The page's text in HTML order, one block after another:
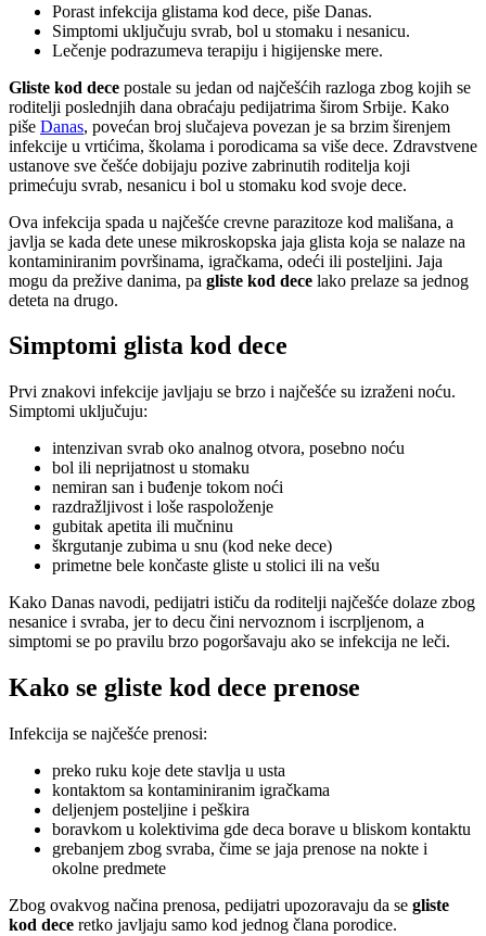
Porast infekcija glistama kod dece, piše Danas.
Simptomi uključuju svrab, bol u stomaku i nesanicu.
Lečenje podrazumeva terapiju i higijenske mere.
Glistе kod dece postale su jedan od najčešćih razloga zbog kojih se
roditelji poslednjih dana obraćaju pedijatrima širom Srbije. Kako
piše Danas, povećan broj slučajeva povezan je sa brzim širenjem
infekcije u vrtićima, školama i porodicama sa više dece. Zdravstvene
ustanove sve češće dobijaju pozive zabrinutih roditelja koji
primećuju svrab, nesanicu i bol u stomaku kod svoje dece.
Ova infekcija spada u najčešće crevne parazitoze kod mališana, a
javlja se kada dete unese mikroskopska jaja glista koja se nalaze na
kontaminiranim površinama, igračkama, odeći ili posteljini. Jaja
mogu da prežive danima, pa gliste kod dece lako prelaze sa jednog
deteta na drugo.
Simptomi glista kod dece
Prvi znakovi infekcije javljaju se brzo i najčešće su izraženi noću.
Simptomi uključuju:
intenzivan svrab oko analnog otvora, posebno noću
bol ili neprijatnost u stomaku
nemiran san i buđenje tokom noći
razdražljivost i loše raspoloženje
gubitak apetita ili mučninu
škrgutanje zubima u snu (kod neke dece)
primetne bele končaste gliste u stolici ili na vešu
Kako Danas navodi, pedijatri ističu da roditelji najčešće dolaze zbog
nesanice i svraba, jer to decu čini nervoznom i iscrpljenom, a
simptomi se po pravilu brzo pogoršavaju ako se infekcija ne leči.
Kako se gliste kod dece prenose
Infekcija se najčešće prenosi:
preko ruku koje dete stavlja u usta
kontaktom sa kontaminiranim igračkama
deljenjem posteljine i peškira
boravkom u kolektivima gde deca borave u bliskom kontaktu
grebanjem zbog svraba, čime se jaja prenose na nokte i
okolne predmete
Zbog ovakvog načina prenosa, pedijatri upozoravaju da se glistе
kod dece retko javljaju samo kod jednog člana porodice.